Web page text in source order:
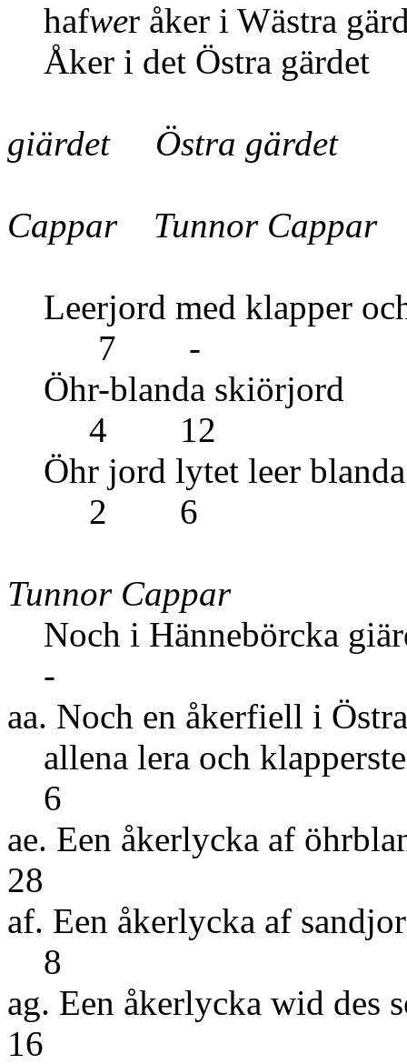
hafwer åker i Wästra
Åker i det
giärdet Östra gärdet
Cappar Tunnor Cappar
Leerjord med
7 -
Öhr-
4 12
Öhr jord
2 6
Tunnor Cappar
Noch i
-
aa. Noch en åkerfiell i
allena lera och
6
ae. Een
28
af. Een
8
ag. Een åkerlycka wid
16